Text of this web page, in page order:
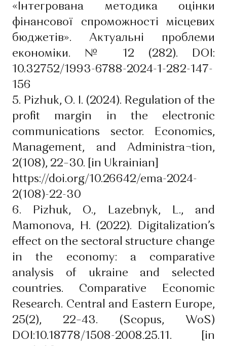
«Інтегрована методика оцінки
фінансової спроможності місцевих
бюджетів». Актуальні проблеми
економіки. № 12 (282). DОІ:
10.32752/1993-6788-2024-1-282-147-
156
5. Pizhuk, O. I. (2024). Regulation of the
profit margin in the electronic
communications sector. Economics,
Management, and Administra¬tion,
2(108), 22–30. [in Ukrainian]
https://doi.org/10.26642/ema-2024-
2(108)-22-30
6. Pizhuk, O., Lazebnyk, L., and
Mamonova, H. (2022). Digitalization’s
effect on the sectoral structure change
in the economy: a comparative
analysis of ukraine and selected
countries. Comparative Economic
Research. Central and Eastern Europe,
25(2), 22–43. (Scopus, WoS)
DOI:10.18778/1508-2008.25.11. [in